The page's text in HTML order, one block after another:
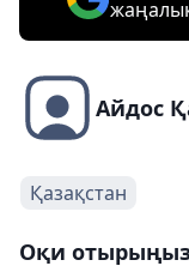
Айдос
Қазақстан
Оқи